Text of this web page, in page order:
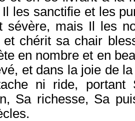
Il les sanctifie et les
sévère, mais Il les
et chérit sa chair
en nombre et en
et dans la joie de
ni ride, portant
Sa richesse, Sa